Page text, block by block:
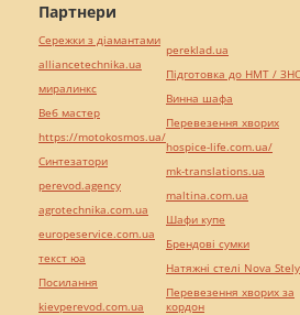
Партнери
Сережки з діамантами
alliancetechnika.ua
миралинкс
Веб мастер
https://motokosmos.ua/
Синтезатори
perevod.agency
agrotechnika.com.ua
europeservice.com.ua
текст юа
Посилання
kievperevod.com.ua
pereklad.ua
Підготовка до НМТ /
Винна шафа
Перевезення хворих
hospice-life.com.ua/
mk-translations.ua
maltina.com.ua
Шафи купе
Брендові сумки
Натяжні стелі Nova
Перевезення хворих за
кордон